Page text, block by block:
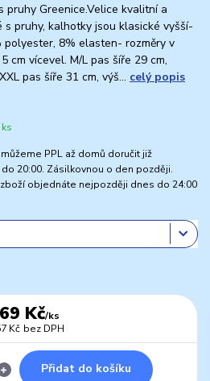
pruhy Greenice.Velice kvalitní a
pruhy, kalhotky jsou klasické vyšší-
polyester, 8% elasten- rozměry v
cm vícevel. M/L pas šíře 29 cm,
pas šíře 31 cm, výš... celý popis
PPL až domů doručit již
do 20:00. Zásilkovnou o den později.
zboží objednáte nejpozději dnes do 24:00
69 Kč/ks
Kč bez DPH
Přidat do košíku